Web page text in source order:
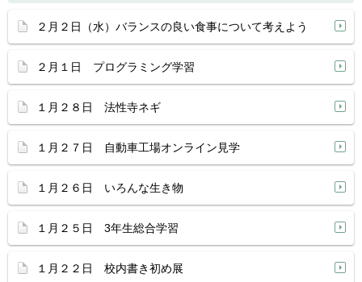
２月２日（水）バランスの良い食事について考えよう
２月１日 プログラミング学習
１月２８日 法性寺ネギ
１月２７日 自動車工場オンライン見学
１月２６日 いろんな生き物
１月２５日 3年生総合学習
１月２２日 校内書き初め展